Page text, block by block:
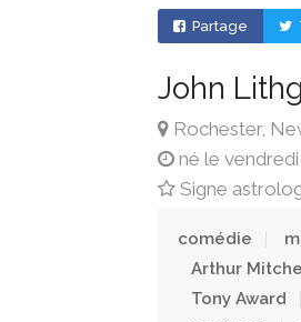
Partage
John
Rochester,
né le
Signe
comédie
Arthur
Tony Award